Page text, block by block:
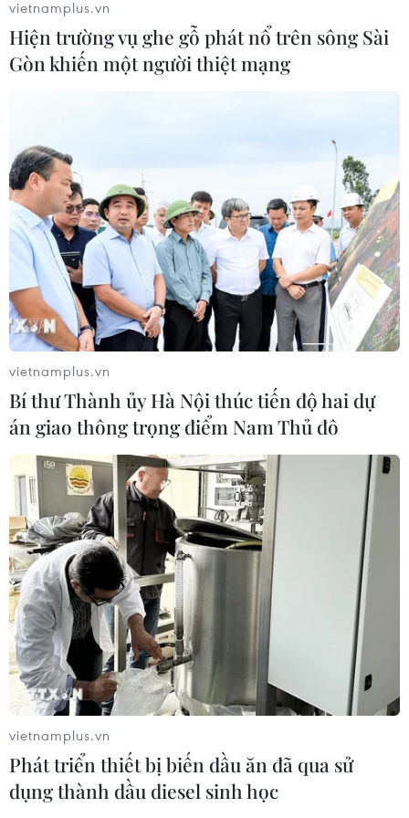
07/08/2026 00:50
Ớt nhập khẩu từ Mexico khiến hàng
07/08/2026 00:43
Bánh xèo tôm nhảy - món ăn phải
thử khi đến Quy Nhơn
07/08/2026 00:00
Xem thêm
CƠ QUAN CHỦ QUẢN: THÔNG TẤN XÃ VIỆT NAM
Tổng Biên tập: TRẦN TIẾN DUẨN
Phó Tổng Biên tập: NGUYỄN THỊ TÁM, KHÚC THANH
THỦY
Sở hữu trí tuệ
Quy định sử dụng
RSS
Hỗ trợ
Ngôn ngữ
TTXVN
Dịch vụ tin
Quảng cáo
Liên hệ
vietnamplus.vn
Hiện trường vụ ghe gỗ phát nổ trên sông Sài
Gòn khiến một người thiệt mạng
vietnamplus.vn
Bí thư Thành ủy Hà Nội thúc tiến độ hai dự
án giao thông trọng điểm Nam Thủ đô
vietnamplus.vn
Phát triển thiết bị biến dầu ăn đã qua sử
dụng thành dầu diesel sinh học